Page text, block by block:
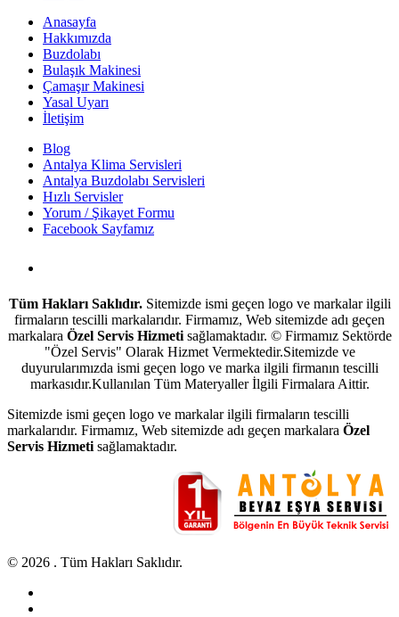
Anasayfa
Hakkımızda
Buzdolabı
Bulaşık Makinesi
Çamaşır Makinesi
Yasal Uyarı
İletişim
Blog
Antalya Klima Servisleri
Antalya Buzdolabı Servisleri
Hızlı Servisler
Yorum / Şikayet Formu
Facebook Sayfamız
Tüm Hakları Saklıdır. Sitemizde ismi geçen logo ve markalar ilgili
firmaların tescilli markalarıdır. Firmamız, Web sitemizde adı geçen
markalara Özel Servis Hizmetisağlamaktadır. © Firmamız Sektörde
"Özel Servis" Olarak Hizmet Vermektedir.Sitemizde ve
duyurularımızda ismi geçen logo ve marka ilgili firmanın tescilli
markasıdır.Kullanılan Tüm Materyaller İlgili Firmalara Aittir.
Sitemizde ismi geçen logo ve markalar ilgili firmaların tescilli
markalarıdır. Firmamız, Web sitemizde adı geçen markalara Özel
Servis Hizmeti sağlamaktadır.
© 2026 . Tüm Hakları Saklıdır.